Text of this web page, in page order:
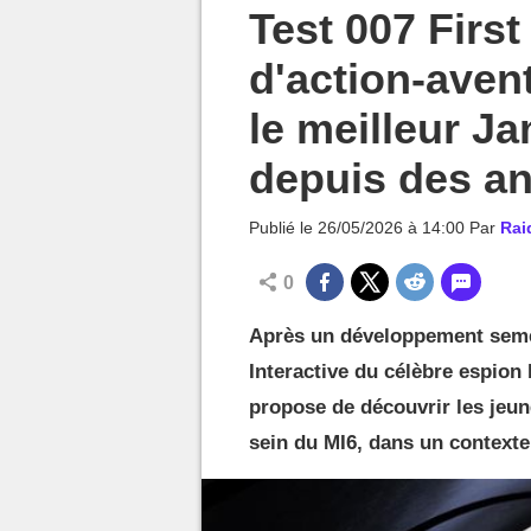
Test 007
d'action-
le meilleur
depuis des
Publié le 26/05/2026 à 14:00 Par
0
Après un développement
Interactive du célèbre
propose de découvrir les
sein du MI6, dans un